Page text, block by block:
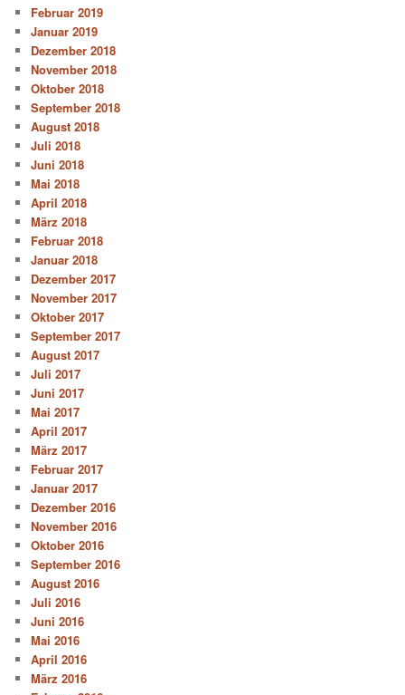
Februar 2019
Januar 2019
Dezember 2018
November 2018
Oktober 2018
September 2018
August 2018
Juli 2018
Juni 2018
Mai 2018
April 2018
März 2018
Februar 2018
Januar 2018
Dezember 2017
November 2017
Oktober 2017
September 2017
August 2017
Juli 2017
Juni 2017
Mai 2017
April 2017
März 2017
Februar 2017
Januar 2017
Dezember 2016
November 2016
Oktober 2016
September 2016
August 2016
Juli 2016
Juni 2016
Mai 2016
April 2016
März 2016